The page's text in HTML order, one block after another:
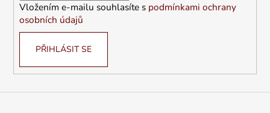
Vložením e-mailu souhlasíte s podmínkami ochrany
osobních údajů
PŘIHLÁSIT SE